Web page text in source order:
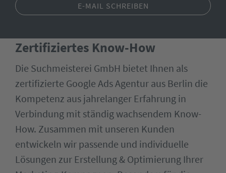
E-MAIL SCHREIBEN
Zertifiziertes Know-How
Die Suchmeisterei GmbH bietet Ihnen als
zertifizierte Google Ads Agentur aus Berlin die
Kompetenz aus jahrelanger Erfahrung in
Verbindung mit ständig wachsendem Know-
How. Zusammen mit unseren Kunden
entwickeln wir passende und individuelle
Lösungen zur Erstellung & Optimierung Ihrer